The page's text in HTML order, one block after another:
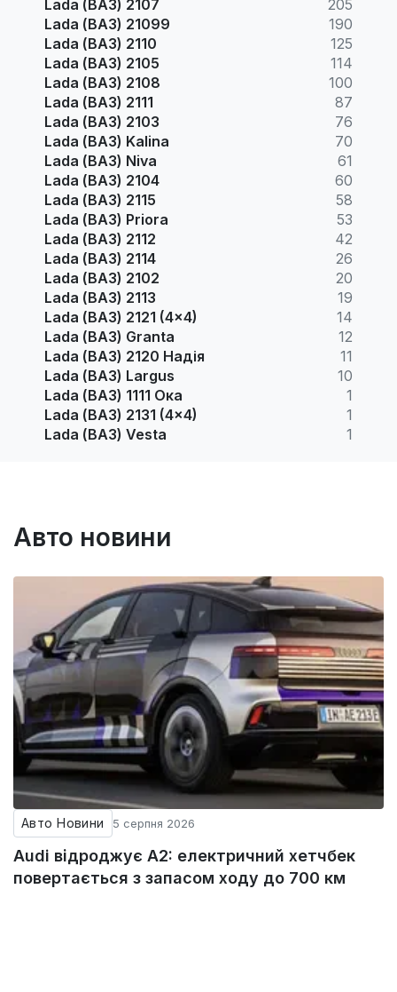
Lada (ВАЗ) 2107
205
Lada (ВАЗ) 21099
190
Lada (ВАЗ) 2110
125
Lada (ВАЗ) 2105
114
Lada (ВАЗ) 2108
100
Lada (ВАЗ) 2111
87
Lada (ВАЗ) 2103
76
Lada (ВАЗ) Kalina
70
Lada (ВАЗ) Niva
61
Lada (ВАЗ) 2104
60
Lada (ВАЗ) 2115
58
Lada (ВАЗ) Priora
53
Lada (ВАЗ) 2112
42
Lada (ВАЗ) 2114
26
Lada (ВАЗ) 2102
20
Lada (ВАЗ) 2113
19
Lada (ВАЗ) 2121 (4x4)
14
Lada (ВАЗ) Granta
12
Lada (ВАЗ) 2120 Надія
11
Lada (ВАЗ) Largus
10
Lada (ВАЗ) 1111 Ока
1
Lada (ВАЗ) 2131 (4x4)
1
Lada (ВАЗ) Vesta
1
Авто новини
Авто Новини 5 серпня 2026
Audi відроджує A2: електричний хетчбек
повертається з запасом ходу до 700 км